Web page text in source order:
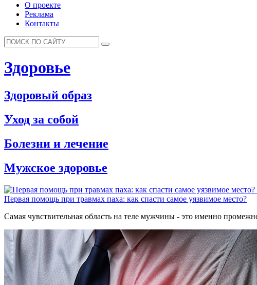
О проекте
Реклама
Контакты
Здоровье
Здоровый образ
Уход за собой
Болезни и лечение
Мужское здоровье
Первая помощь при травмах паха: как спасти самое уязвимое место?
Самая чувствительная область на теле мужчины - это именно